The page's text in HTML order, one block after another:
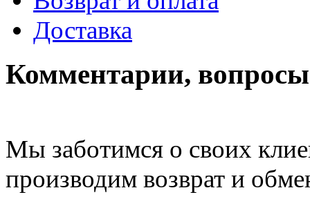
Доставка
Комментарии,
Мы заботимся о своих
производим возврат и